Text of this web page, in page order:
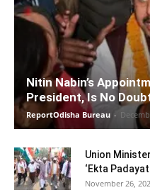
Nitin Nabin’s
President, Is No
ReportOdisha Bureau -
Union
‘Ekta
November 26,